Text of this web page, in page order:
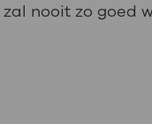
nooit zo goed